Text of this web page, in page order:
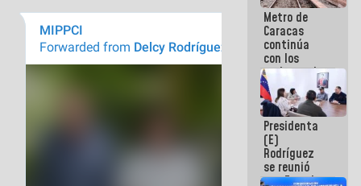
Metro de
Caracas
continúa
con los
trabajos de
mantenimiento
e inspección
en la Línea 2
Presidenta
(E)
Rodríguez
se reunió
con Estado